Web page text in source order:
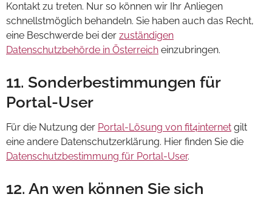
Kontakt zu treten. Nur so können wir Ihr Anliegen
schnellstmöglich behandeln. Sie haben auch das Recht,
eine Beschwerde bei der zuständigen
Datenschutzbehörde in Österreich einzubringen.
11. Sonderbestimmungen für
Portal-User
Für die Nutzung der Portal-Lösung von fit4internet gilt
eine andere Datenschutzerklärung. Hier finden Sie die
Datenschutzbestimmung für Portal-User.
12. An wen können Sie sich